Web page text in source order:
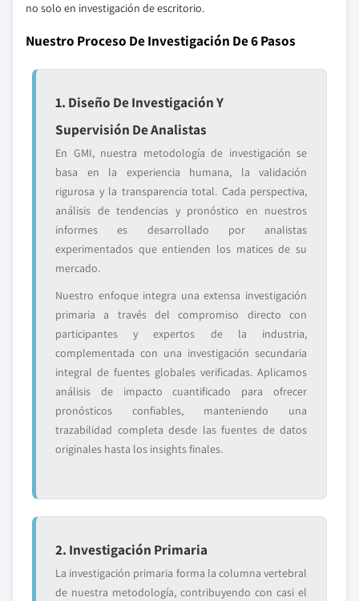
no solo en investigación de escritorio.
Nuestro Proceso De Investigación De 6 Pasos
1. Diseño De Investigación Y
Supervisión De Analistas
En GMI, nuestra metodología de investigación se
basa en la experiencia humana, la validación
rigurosa y la transparencia total. Cada perspectiva,
análisis de tendencias y pronóstico en nuestros
informes es desarrollado por analistas
experimentados que entienden los matices de su
mercado.
Nuestro enfoque integra una extensa investigación
primaria a través del compromiso directo con
participantes y expertos de la industria,
complementada con una investigación secundaria
integral de fuentes globales verificadas. Aplicamos
análisis de impacto cuantificado para ofrecer
pronósticos confiables, manteniendo una
trazabilidad completa desde las fuentes de datos
originales hasta los insights finales.
2. Investigación Primaria
La investigación primaria forma la columna vertebral
de nuestra metodología, contribuyendo con casi el